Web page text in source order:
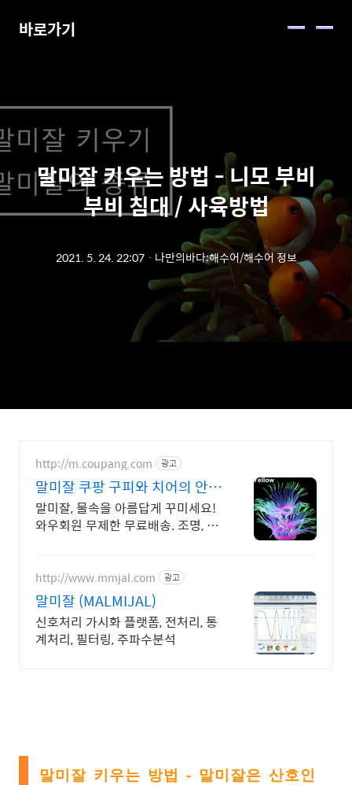
바로가기 메
말미잘 키우는 방법 - 니모 부비
부비 침대 / 사육방법
2021. 5. 24. 22:07ㆍ 나만의바다:해수어/해수어 정보
http://m.coupang.com 광고
말미잘 쿠팡 구피와 치어의 안식
처
말미잘, 물속을 아름답게 꾸미세요!
와우회원 무제한 무료배송. 조명, 영
http://www.mmjal.com 광고
말미잘 (MALMIJAL)
신호처리 가시화 플랫폼, 전처리, 통
계처리, 필터링, 주파수분석
말미잘 키우는 방법 - 말미잘은 산호인